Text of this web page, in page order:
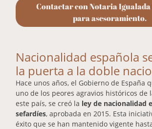
Contactar con Notaria Igualada
para asesoramiento.
Nacionalidad española
la puerta a la doble
Hace unos años, el Gobierno de España
uno de los peores agravios históricos de
este país, se creó la ley de nacionalidad
sefardíes, aprobada en 2015. Esta
éxito que se han mantenido vigente